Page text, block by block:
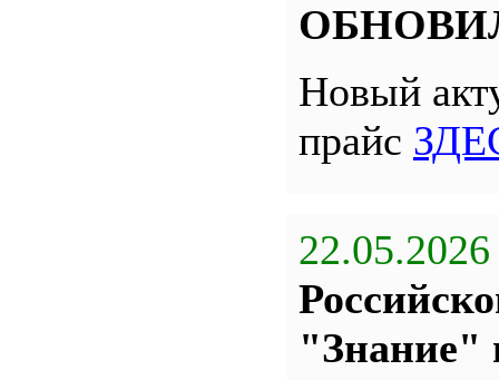
Новый
прайс
22.05.2026
"Знание"